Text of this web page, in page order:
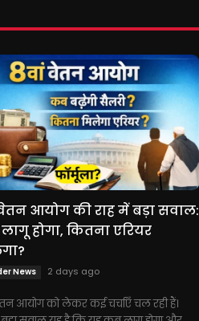
आयोग की राह में बड़ा सवाल:
होगा, कितना एरियर
News 2 days ago
आयोग को लेकर कई चर्चाएँ चल रही हैं।